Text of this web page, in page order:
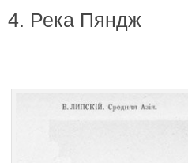
4. Река Пяндж